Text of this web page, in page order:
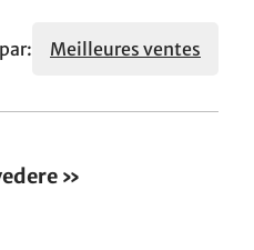
Meilleures ventes
»